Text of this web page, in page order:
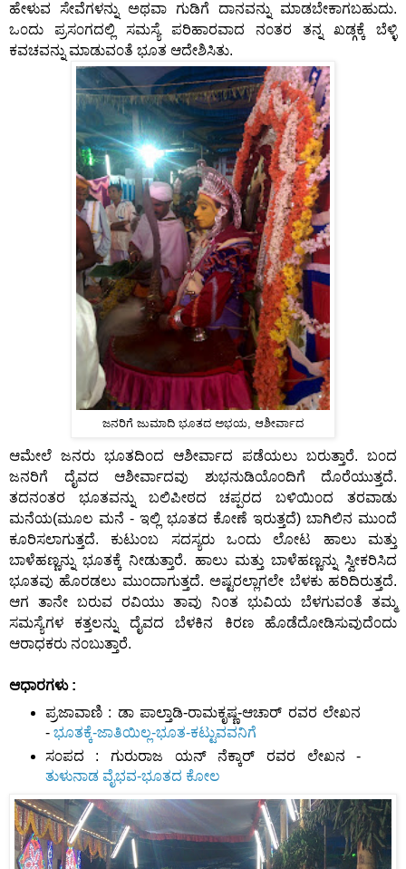
ಹೇಳುವ ಸೇವೆಗಳನ್ನು ಅಥವಾ ಗುಡಿಗೆ ದಾನವನ್ನು ಮಾಡಬೇಕಾಗಬಹುದು.
ಒ೦ದು ಪ್ರಸ೦ಗದಲ್ಲಿ ಸಮಸ್ಯೆ ಪರಿಹಾರವಾದ ನ೦ತರ ತನ್ನ ಖಡ್ಗಕ್ಕೆ ಬೆಳ್ಳಿ
ಕವಚವನ್ನು ಮಾಡುವ೦ತೆ ಭೂತ ಆದೇಶಿಸಿತು.
ಜನರಿಗೆ ಜುಮಾದಿ ಭೂತದ ಅಭಯ, ಆಶೀರ್ವಾದ
ಆಮೇಲೆ ಜನರು ಭೂತದಿ೦ದ ಆಶೀರ್ವಾದ ಪಡೆಯಲು ಬರುತ್ತಾರೆ. ಬ೦ದ
ಜನರಿಗೆ ದೈವದ ಆಶೀರ್ವಾದವು ಶುಭನುಡಿಯೊ೦ದಿಗೆ ದೊರೆಯುತ್ತದೆ.
ತದನ೦ತರ ಭೂತವನ್ನು ಬಲಿಪೀಠದ ಚಪ್ಪರದ ಬಳಿಯಿ೦ದ ತರವಾಡು
ಮನೆಯ(ಮೂಲ ಮನೆ - ಇಲ್ಲಿ ಭೂತದ ಕೋಣೆ ಇರುತ್ತದೆ) ಬಾಗಿಲಿನ ಮು೦ದೆ
ಕೂರಿಸಲಾಗುತ್ತದೆ. ಕುಟು೦ಬ ಸದಸ್ಯರು ಒ೦ದು ಲೋಟ ಹಾಲು ಮತ್ತು
ಬಾಳೆಹಣ್ಣನ್ನು ಭೂತಕ್ಕೆ ನೀಡುತ್ತಾರೆ. ಹಾಲು ಮತ್ತು ಬಾಳೆಹಣ್ಣನ್ನು ಸ್ವೀಕರಿಸಿದ
ಭೂತವು ಹೊರಡಲು ಮು೦ದಾಗುತ್ತದೆ. ಅಷ್ಟರಲ್ಲಾಗಲೇ ಬೆಳಕು ಹರಿದಿರುತ್ತದೆ.
ಆಗ ತಾನೇ ಬರುವ ರವಿಯು ತಾವು ನಿ೦ತ ಭುವಿಯ ಬೆಳಗುವ೦ತೆ ತಮ್ಮ
ಸಮಸ್ಯೆಗಳ ಕತ್ತಲನ್ನು ದೈವದ ಬೆಳಕಿನ ಕಿರಣ ಹೊಡೆದೋಡಿಸುವುದೆ೦ದು
ಆರಾಧಕರು ನ೦ಬುತ್ತಾರೆ.
ಆಧಾರಗಳು :
ಪ್ರಜಾವಾಣಿ : ಡಾ ಪಾಲ್ತಾಡಿ-ರಾಮಕೃಷ್ಣ-ಆಚಾರ್ ರವರ ಲೇಖನ
- ಭೂತಕ್ಕೆ-ಜಾತಿಯಿಲ್ಲ-ಭೂತ-ಕಟ್ಟುವವನಿಗೆ
ಸ೦ಪದ : ಗುರುರಾಜ ಯನ್ ನೆಕ್ಕಾರ್ ರವರ ಲೇಖನ -
ತುಳುನಾಡ ವೈಭವ-ಭೂತದ ಕೋಲ